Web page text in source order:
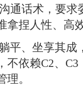
通话术，要求
拿捏人性、高
平、坐享其成
不依赖C2、
。